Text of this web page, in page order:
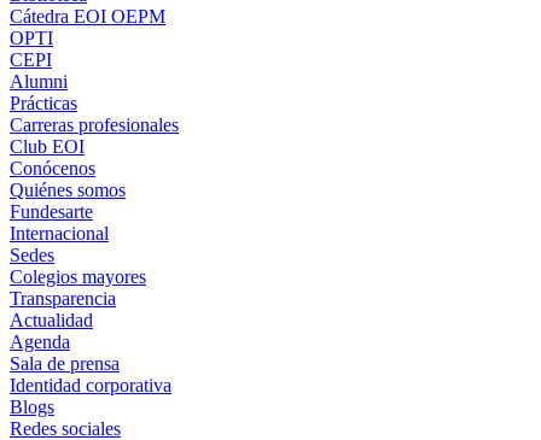
Cátedra EOI OEPM
OPTI
CEPI
Alumni
Prácticas
Carreras profesionales
Club EOI
Conócenos
Quiénes somos
Fundesarte
Internacional
Sedes
Colegios mayores
Transparencia
Actualidad
Agenda
Sala de prensa
Identidad corporativa
Blogs
Redes sociales